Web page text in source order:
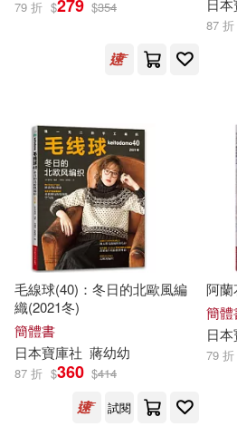
林勝田(5) (日)寶庫社(4)
日本寶庫社（編）(4)
李寶庫（主編）(4)
高級職稱資格考試研究專家
（美）唐娜·喬·納波利，（英
斯蒂娜·巴利特(4)
張式谷 編著(3)
中國計量出版社(12)
天地出版社(12)
灕江出版社(11)
電子工業出版社(11)
雲南教育出版社(10)
中國建築工業出版社(9)
中國醫藥科技出版社(9)
中國協和醫科大學出版社(7)
(可複選)
適合平板閱讀(1)
其他 (可複選)
現在可購買商品(97)
作者/演唱/譯/編/繪(307)
79 折 $279 $354
日本
87 折
毛線球(40)：冬日的北歐風編
織(2021冬)
簡體書
日本寶庫社 蔣幼幼
87 折 $360 $414
試閱
阿蘭
簡體
日本
79 折